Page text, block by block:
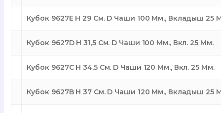
Кубок 9627E H 29 См. D Чаши 100 Мм., Вкладыш 25
Кубок 9627D H 31,5 См. D Чаши 100 Мм., Вкл. 25 Мм.
Кубок 9627C H 34,5 См. D Чаши 120 Мм., Вкл. 25 Мм.
Кубок 9627B H 37 См. D Чаши 120 Мм., Вкладыш 25